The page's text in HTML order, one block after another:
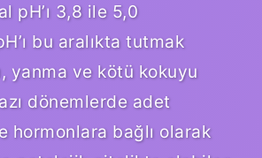
pH’ı 3,8 ile 5,0
bu aralıkta tutmak
yanma ve kötü kokuyu
dönemlerde adet
hormonlara bağlı olarak